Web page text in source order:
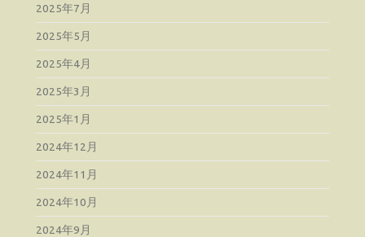
2025年7月
2025年5月
2025年4月
2025年3月
2025年1月
2024年12月
2024年11月
2024年10月
2024年9月